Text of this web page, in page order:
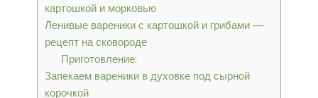
картошкой и морковью
Ленивые вареники с картошкой и грибами —
рецепт на сковороде
Приготовление:
Запекаем вареники в духовке под сырной
корочкой